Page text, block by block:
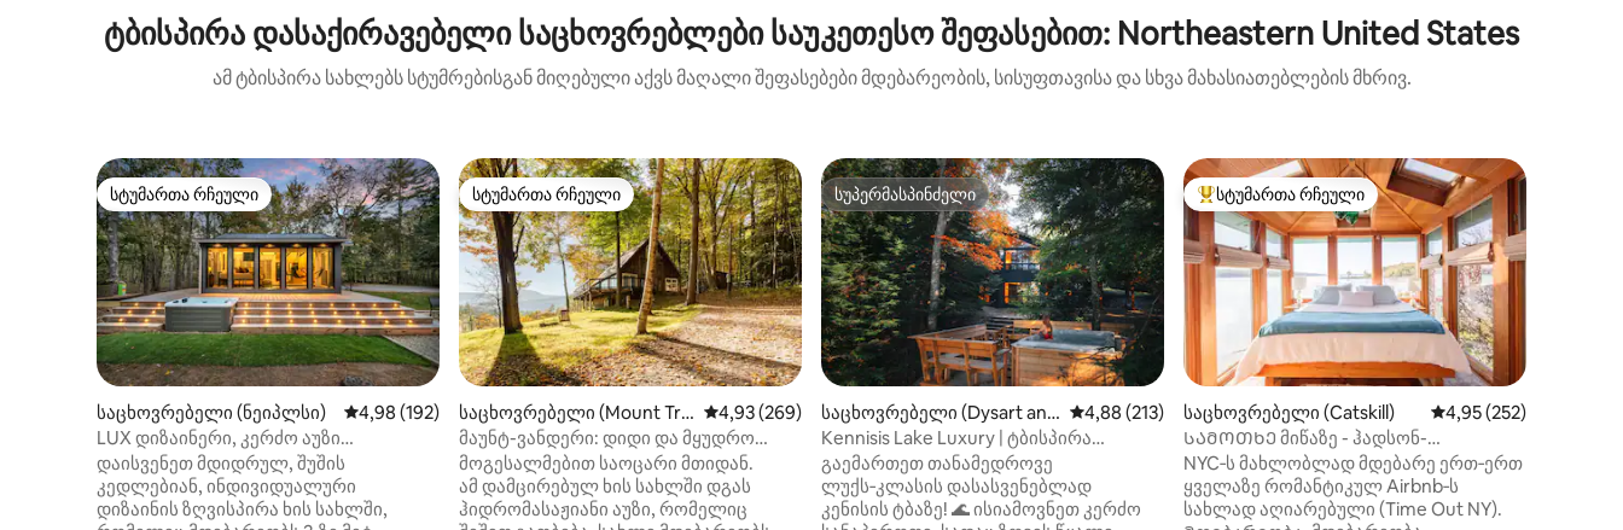
ტბისპირა დასაქირავებელი საცხოვრებლები საუკეთესო შეფასებით: Northeastern United States
ამ ტბისპირა სახლებს სტუმრებისგან მიღებული აქვს მაღალი შეფასებები მდებარეობის, სისუფთავისა და სხვა მახასიათებლების მხრივ.
სტუმართა რჩეული
სტუმართა რჩეული
საცხოვრებელი (ნეიპლსი) საშუალო შეფასებაა 5‑დან 4,98, 192 მიმოხილვა
4,98 (192)
LUX დიზაინერი, კერძო აუზი
ჰიდრომასაჟით სანაპიროზე —
განმარტოებული
დაისვენეთ მდიდრულ, შუშის
კედლებიან, ინდივიდუალური
დიზაინის ზღვისპირა ხის სახლში,
სტუმართა რჩეული
სტუმართა რჩეული
საცხოვრებელი (Mount Tre
mper)
საშუალო შეფასებაა 5‑დან 4,93, 269 მიმოხილვა
4,93 (269)
მაუნტ-ვანდერი: დიდი და მყუდრო
ხის სახლი განსაცვიფრებელი ხედით
მოგესალმებით საოცარი მთიდან.
ამ დამცირებულ ხის სახლში დგას
ჰიდრომასაჟიანი აუზი, რომელიც
სუპერმასპინძელი
სუპერმასპინძელი
საცხოვრებელი (Dysart and
Others)
საშუალო შეფასებაა 5‑დან 4,88, 213 მიმოხილვა
4,88 (213)
Kennisis Lake Luxury | ტბისპირა
განტვირთვა და ჯაკუზი
გაემართეთ თანამედროვე
ლუქს‑კლასის დასასვენებლად
კენისის ტბაზე! 🌊 ისიამოვნეთ კერძო
სტუმართა რჩეული მოწინავე ვარიანტი
სტუმართა რჩეული
საცხოვრებელი (Catskill) საშუალო შეფასებაა
4,95 (252)
ᲡᲐᲛᲝᲗᲮᲔ მიწაზე - ჰადსონ-
რივერფრონტის სახლი
NYC‑ს მახლობლად მდებარე ერთ‑ერთ
ყველაზე რომანტიკულ Airbnb‑ს
სახლად აღიარებული (Time Out NY).